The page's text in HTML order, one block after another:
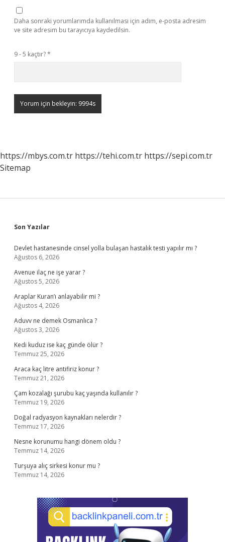
Daha sonraki yorumlarımda kullanılması için adım, e-posta adresim
ve site adresim bu tarayıcıya kaydedilsin.
9 - 5 kaçtır?*
https://mbys.com.tr https://tehi.com.tr https://sepi.com.tr
Sitemap
Sidebar
Son Yazılar
Devlet hastanesinde cinsel yolla bulaşan hastalık testi yapılır mı ?
Ağustos 6, 2026
Avenue ilaç ne işe yarar ?
Ağustos 5, 2026
Araplar Kuran’ı anlayabilir mi ?
Ağustos 4, 2026
Aduvv ne demek Osmanlıca ?
Ağustos 3, 2026
Kedi kuduz ise kaç günde ölür ?
Temmuz 25, 2026
Araca kaç litre antifiriz konur ?
Temmuz 21, 2026
Çam kozalağı şurubu kaç yaşında kullanılır ?
Temmuz 19, 2026
Doğal radyasyon kaynakları nelerdir ?
Temmuz 17, 2026
Nesne korunumu hangi dönem oldu ?
Temmuz 14, 2026
Turşuya alıç sirkesi konur mu ?
Temmuz 14, 2026